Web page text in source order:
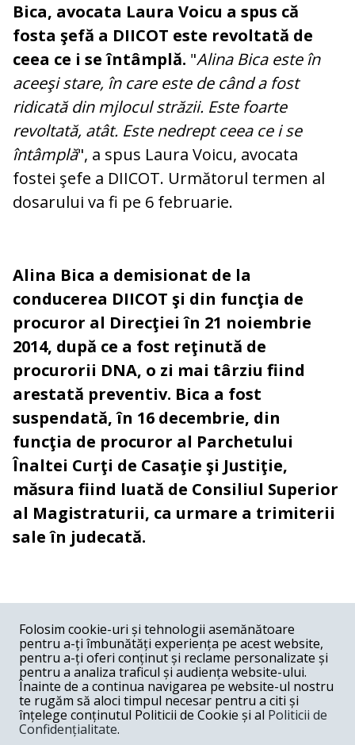
Bica, avocata Laura Voicu a spus că
fosta şefă a DIICOT este revoltată de
ceea ce i se întâmplă. "Alina Bica este în
aceeşi stare, în care este de când a fost
ridicată din mjlocul străzii. Este foarte
revoltată, atât. Este nedrept ceea ce i se
întâmplă", a spus Laura Voicu, avocata
fostei şefe a DIICOT. Următorul termen al
dosarului va fi pe 6 februarie.
Alina Bica a demisionat de la
conducerea DIICOT şi din funcţia de
procuror al Direcţiei în 21 noiembrie
2014, după ce a fost reţinută de
procurorii DNA, o zi mai târziu fiind
arestată preventiv. Bica a fost
suspendată, în 16 decembrie, din
funcţia de procuror al Parchetului
Înaltei Curţi de Casaţie şi Justiţie,
măsura fiind luată de Consiliul Superior
al Magistraturii, ca urmare a trimiterii
sale în judecată.
COMENTARII
Nume
Email
Folosim cookie-uri și tehnologii asemănătoare
pentru a-ți îmbunătăți experiența pe acest website,
pentru a-ți oferi conținut și reclame personalizate și
pentru a analiza traficul și audiența website-ului.
Înainte de a continua navigarea pe website-ul nostru
te rugăm să aloci timpul necesar pentru a citi și
înțelege conținutul Politicii de Cookie și al Politicii de
Confidențialitate.